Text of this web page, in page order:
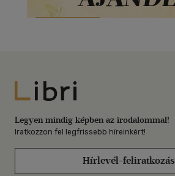
Libri
Legyen mindig képben az irodalommal!
Iratkozzon fel legfrissebb híreinkért!
Hírlevél-feliratkozás